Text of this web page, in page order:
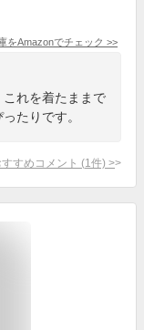
をAmazonでチェック >>
れを着たままで
たりです。
すめコメント (1 件) >